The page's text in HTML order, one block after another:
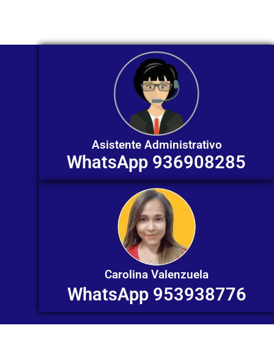
Asistente Administrativo
WhatsApp 936908285
Carolina Valenzuela
WhatsApp 953938776